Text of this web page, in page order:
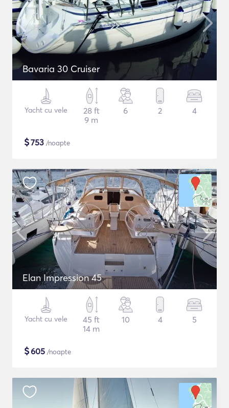
Bavaria 30 Cruiser
Yacht cu vele
28 ft
9 m
6 2 4
$753 /noapte
Elan Impression 45
Yacht cu vele
45 ft
14 m
10 4 5
$605 /noapte